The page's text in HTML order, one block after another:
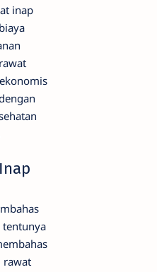
inap
tentunya
rawat